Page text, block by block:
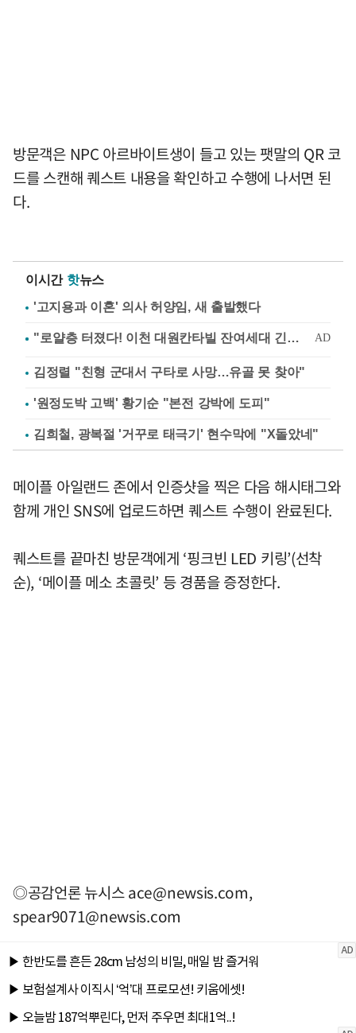
방문객은 NPC 아르바이트생이 들고 있는 팻말의 QR 코
드를 스캔해 퀘스트 내용을 확인하고 수행에 나서면 된
다.
이시간 핫뉴스
'고지용과 이혼' 의사 허양임, 새 출발했다
김정렬 "친형 군대서 구타로 사망…유골 못 찾아"
'원정도박 고백' 황기순 "본전 강박에 도피"
김희철, 광복절 '거꾸로 태극기' 현수막에 "X돌았네"
메이플 아일랜드 존에서 인증샷을 찍은 다음 해시태그와
함께 개인 SNS에 업로드하면 퀘스트 수행이 완료된다.
퀘스트를 끝마친 방문객에게 ‘핑크빈 LED 키링’(선착
순), ‘메이플 메소 초콜릿’ 등 경품을 증정한다.
◎공감언론 뉴시스ace@newsis.com,
spear9071@newsis.com